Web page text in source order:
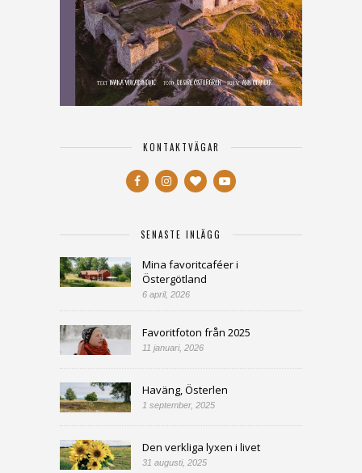
KONTAKTVÄGAR
SENASTE INLÄGG
Mina favoritcaféer i
Östergötland
6 april, 2026
Favoritfoton från 2025
11 januari, 2026
Haväng, Österlen
1 september, 2025
Den verkliga lyxen i livet
31 augusti, 2025